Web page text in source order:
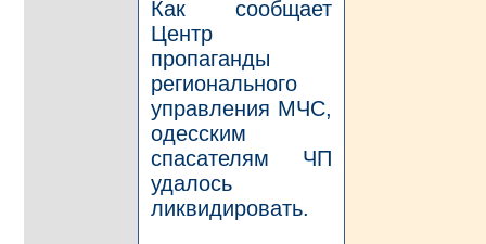
Как сообщает
Центр
пропаганды
регионального
управления МЧС,
одесским
спасателям ЧП
удалось
ликвидировать.